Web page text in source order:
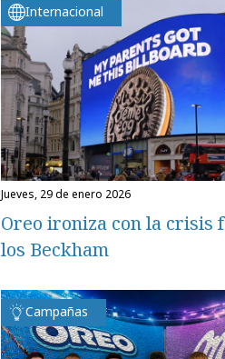
Internacional
jueves, 29 de enero 2026
Oreo ironiza con la crisis
los Beckham
Campañas